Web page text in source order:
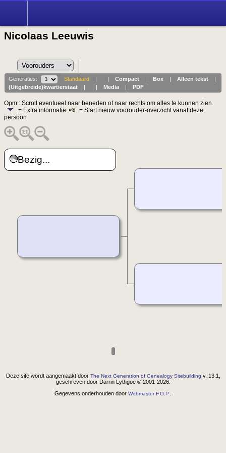
Nicolaas Leeuwis
Generaties: Standaard Compact| Box| Alleen tekst|
(Uitgebreide)kwartierstaat| Media| PDF
Opm.: Scroll eventueel naar beneden of naar rechts om alles te kunnen zien.
= Extra informatie
= Start nieuw voorouder-overzicht vanaf deze
persoon
Bezig...
Deze site wordt aangemaakt door The Next Generation of Genealogy Sitebuilding v. 13.1,
geschreven door Darrin Lythgoe © 2001-2026.
Gegevens onderhouden door Webmaster F.O.P.